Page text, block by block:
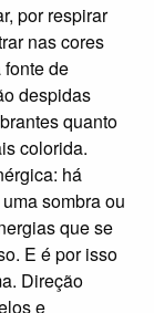
por respirar
nas cores
de
despidas
quanto
colorida.
há
sombra ou
que se
E é por isso
Direção
e